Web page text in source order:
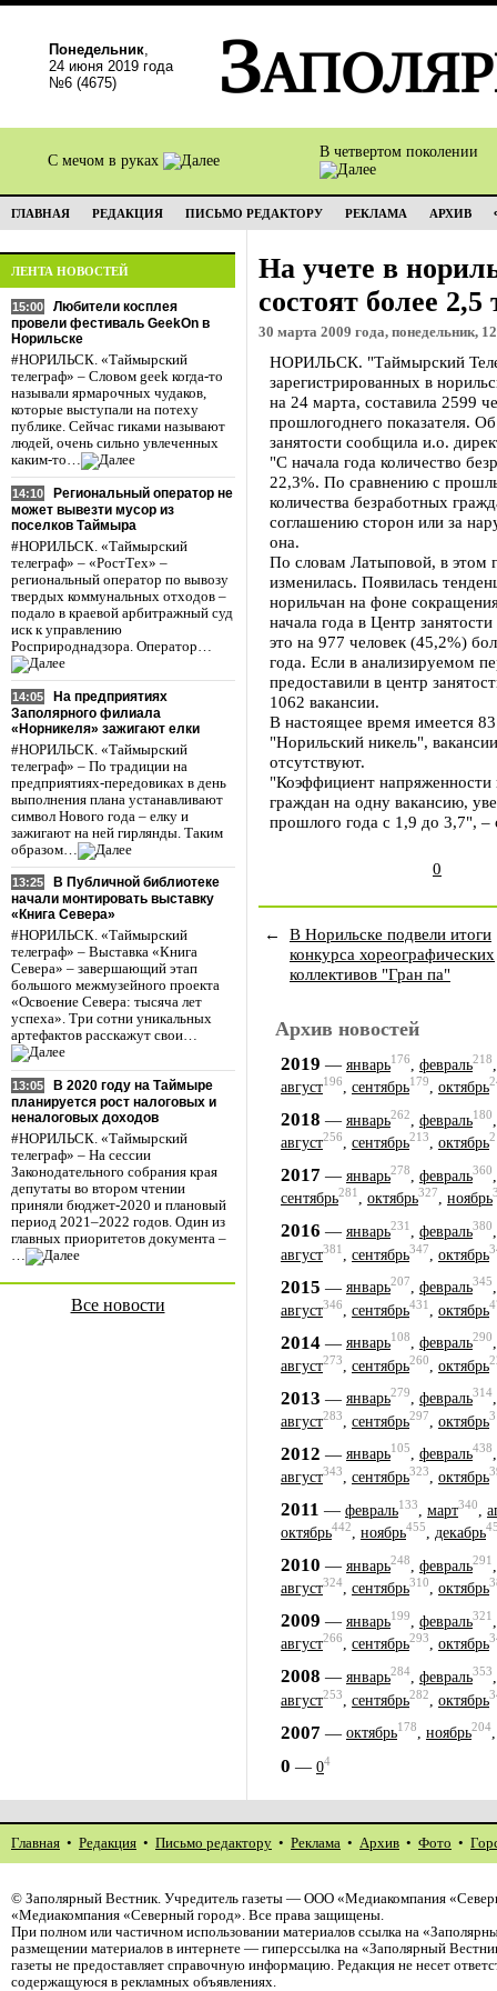
Понедельник,
24 июня 2019 года
№6 (4675)
С мечом в руках
В четвертом поколении
ГЛАВНАЯ РЕДАКЦИЯ ПИСЬМО РЕДАКТОРУ РЕКЛАМА АРХИВ
ЛЕНТА НОВОСТЕЙ
15:00
Любители косплея
провели фестиваль GeekOn в
Норильске
#НОРИЛЬСК. «Таймырский
телеграф» – Словом geek когда-то
называли ярмарочных чудаков,
которые выступали на потеху
публике. Сейчас гиками называют
людей, очень сильно увлеченных
каким-то…
14:10
Региональный оператор не
может вывезти мусор из
поселков Таймыра
#НОРИЛЬСК. «Таймырский
телеграф» – «РостТех» –
региональный оператор по вывозу
твердых коммунальных отходов –
подало в краевой арбитражный суд
иск к управлению
Росприроднадзора. Оператор…
14:05
На предприятиях
Заполярного филиала
«Норникеля» зажигают елки
#НОРИЛЬСК. «Таймырский
телеграф» – По традиции на
предприятиях-передовиках в день
выполнения плана устанавливают
символ Нового года – елку и
зажигают на ней гирлянды. Таким
образом…
13:25
В Публичной библиотеке
начали монтировать выставку
«Книга Севера»
#НОРИЛЬСК. «Таймырский
телеграф» – Выставка «Книга
Севера» – завершающий этап
большого межмузейного проекта
«Освоение Севера: тысяча лет
успеха». Три сотни уникальных
артефактов расскажут свои…
13:05
В 2020 году на Таймыре
планируется рост налоговых и
неналоговых доходов
#НОРИЛЬСК. «Таймырский
телеграф» – На сессии
Законодательного собрания края
депутаты во втором чтении
приняли бюджет-2020 и плановый
период 2021–2022 годов. Один из
главных приоритетов документа –
…
Все новости
На учете в
состоят более
30 марта 2009 года, понедельник,
НОРИЛЬСК. "Таймырский
зарегистрированных в
на 24 марта, составила 2599
прошлогоднего показателя.
занятости сообщила и.о.
"С начала года количество
22,3%. По сравнению с
количества безработных
соглашению сторон или за
она.
По словам Латыповой, в этом
изменилась. Появилась
норильчан на фоне
начала года в Центр
это на 977 человек (45,2%)
года. Если в анализируемом
предоставили в центр
1062 вакансии.
В настоящее время имеется
"Норильский никель",
отсутствуют.
"Коэффициент напряженности
граждан на одну вакансию,
прошлого года с 1,9 до 3,7",
0
←
В Норильске подвели итоги
конкурса хореографических
коллективов "Гран па"
Архив новостей
2019 — январь176 февраль218
август196, сентябрь179, октябрь
2018 — январь262 февраль180
август256, сентябрь213, октябрь
2017 — январь278 февраль360
сентябрь281, октябрь327, ноябрь
2016 — январь231 февраль380
август381 сентябрь347 октябрь
2015 — январь207, февраль345
август346 сентябрь431 октябрь
2014 — январь108, февраль290
август273 сентябрь260 октябрь
2013 — январь279, февраль314
август283 сентябрь297 октябрь
2012 — январь105, февраль438
август343, сентябрь323, октябрь
2011 — февраль133 март340
октябрь442, ноябрь455, декабрь
2010 — январь248 февраль291
август324, сентябрь310, октябрь
2009 — январь199 февраль321
август266, сентябрь293, октябрь
2008 — январь284 февраль353
август253 сентябрь282 октябрь
2007 — октябрь178, ноябрь204
0 — 04
Главная • Редакция • Письмо редактору • Реклама • Архив • Фото •
© Заполярный Вестник. Учредитель газеты — ООО «Медиакомпания
«Медиакомпания «Северный город». Все права защищены.
При полном или частичном использовании материалов ссылка на
размещении материалов в интернете — гиперссылка на «Заполярный
газеты не предоставляет справочную информацию. Редакция не несет
содержащуюся в рекламных объявлениях.